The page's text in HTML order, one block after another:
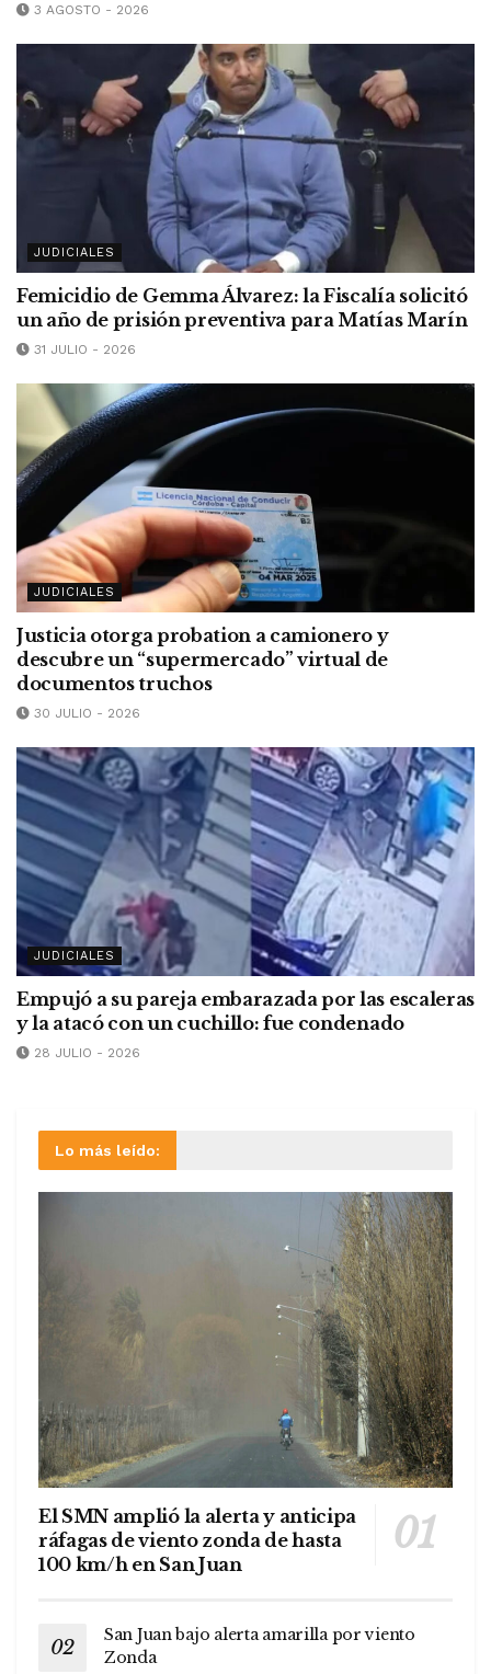
3 AGOSTO - 2026
JUDICIALES
Femicidio de Gemma Álvarez: la Fiscalía solicitó
un año de prisión preventiva para Matías Marín
31 JULIO - 2026
JUDICIALES
Justicia otorga probation a camionero y
descubre un “supermercado” virtual de
documentos truchos
30 JULIO - 2026
JUDICIALES
Empujó a su pareja embarazada por las escaleras
y la atacó con un cuchillo: fue condenado
28 JULIO - 2026
Lo más leído:
El SMN amplió la alerta y anticipa
ráfagas de viento zonda de hasta
100 km/h en San Juan
San Juan bajo alerta amarilla por viento
Zonda